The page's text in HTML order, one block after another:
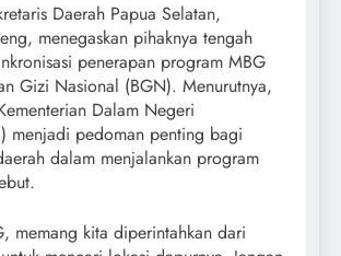
Daerah Papua Selatan,
menegaskan pihaknya tengah
penerapan program MBG
Gizi Nasional (BGN). Menurutnya,
Dalam Negeri
menjadi pedoman penting bagi
dalam menjalankan program
memang kita diperintahkan dari